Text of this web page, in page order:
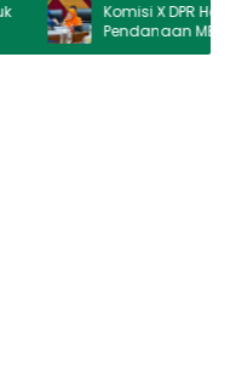
Komisi X DPR Hormati
Pendanaan MBG
Ganggu Pendidikan